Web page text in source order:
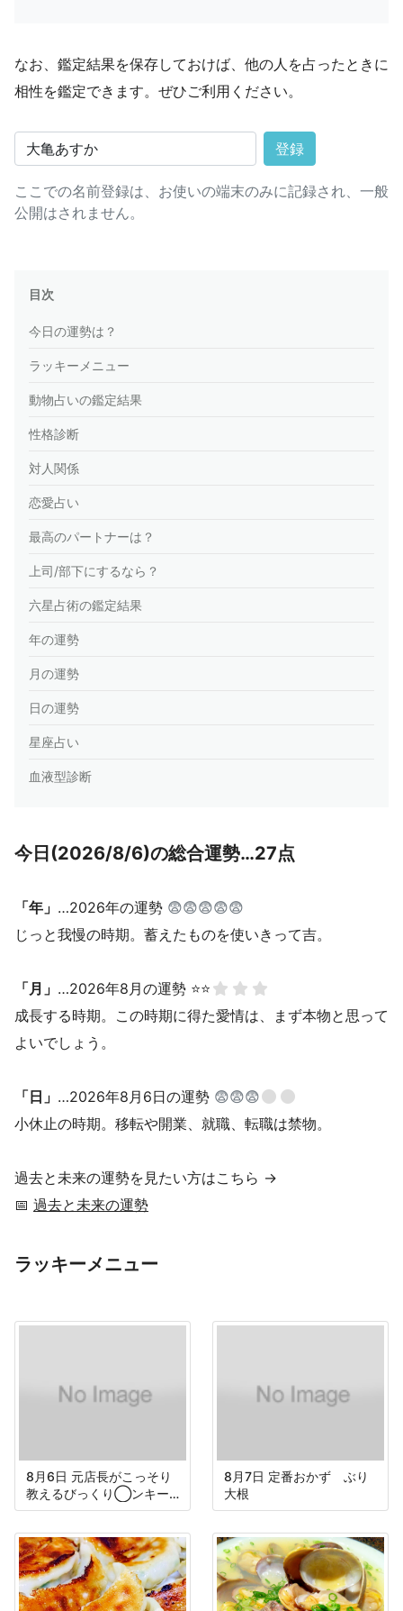
なお、鑑定結果を保存しておけば、他の人を占ったときに
相性を鑑定できます。ぜひご利用ください。
登録
ここでの名前登録は、お使いの端末のみに記録され、一般
公開はされません。
目次
今日の運勢は？
ラッキーメニュー
動物占いの鑑定結果
性格診断
対人関係
恋愛占い
最高のパートナーは？
上司/部下にするなら？
六星占術の鑑定結果
年の運勢
月の運勢
日の運勢
星座占い
血液型診断
今日(2026/8/6)の総合運勢…27点
「年」 …2026年の運勢 😨😨😨😨😨
じっと我慢の時期。蓄えたものを使いきって吉。
「月」 …2026年8月の運勢 ⭐⭐
成長する時期。この時期に得た愛情は、まず本物と思って
よいでしょう。
「日」 …2026年8月6日の運勢 😨😨😨
小休止の時期。移転や開業、就職、転職は禁物。
過去と未来の運勢を見たい方はこちら →
📅 過去と未来の運勢
ラッキーメニュー
8月6日 元店長がこっそり
教えるびっくり◯ンキー
のハンバーグ
8月7日 定番おかず ぶり
大根